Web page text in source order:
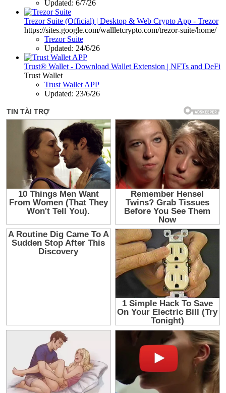
Updated: 6/7/26
Trezor Suite (Official) | Desktop & Web Crypto App - Trezor
https://sites.google.com/wallletcrypto.com/trezor-suite/home/
Trezor Suite
Updated: 24/6/26
Trust® Wallet - Download Wallet Extension | NFTs and DeFi
Trust Wallet
Trust Wallet APP
Updated: 23/6/26